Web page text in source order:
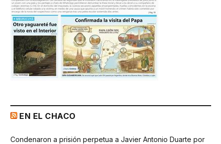
EN EL CHACO
Condenaron a prisión perpetua a Javier Antonio Duarte por